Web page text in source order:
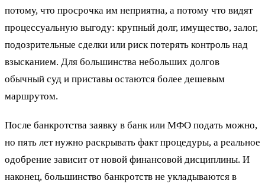
потому, что просрочка им неприятна, а потому что видят
процессуальную выгоду: крупный долг, имущество, залог,
подозрительные сделки или риск потерять контроль над
взысканием. Для большинства небольших долгов
обычный суд и приставы остаются более дешевым
маршрутом.
После банкротства заявку в банк или МФО подать можно,
но пять лет нужно раскрывать факт процедуры, а реальное
одобрение зависит от новой финансовой дисциплины. И
наконец, большинство банкротств не укладываются в